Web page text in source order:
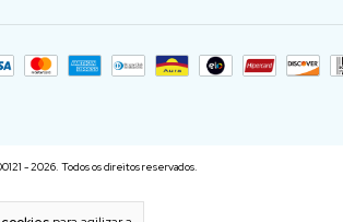
- 2026. Todos os direitos reservados.